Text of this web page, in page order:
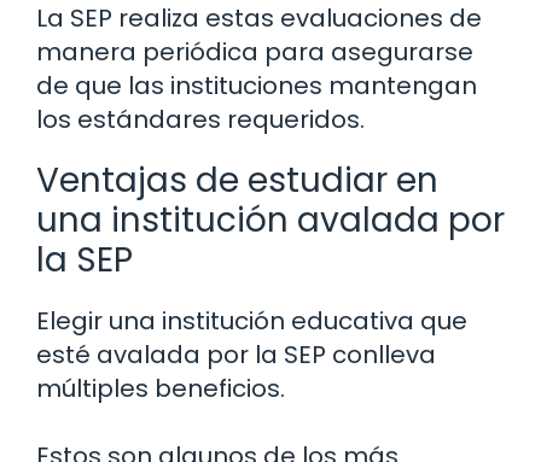
La SEP realiza estas evaluaciones de
manera periódica para asegurarse
de que las instituciones mantengan
los estándares requeridos.
Ventajas de estudiar en
una institución avalada por
la SEP
Elegir una institución educativa que
esté avalada por la SEP conlleva
múltiples beneficios.